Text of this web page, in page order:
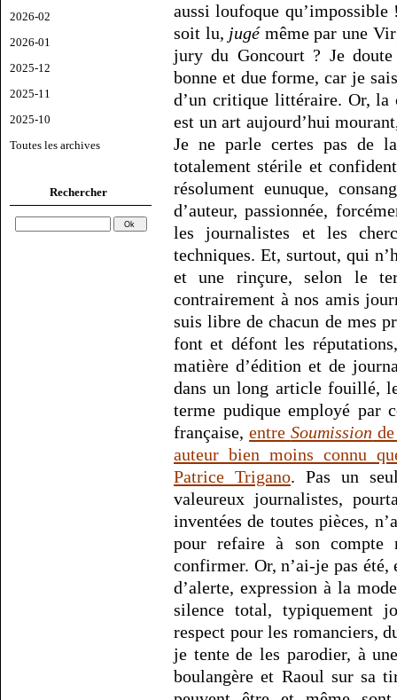
2026-02
2026-01
2025-12
2025-11
2025-10
Toutes les archives
Rechercher
aussi loufoque
soit lu, jugémême par une
jury du Goncourt ? Je
bonne et due forme, car je
d’un critique littéraire. Or,
est un art aujourd’hui
Je ne parle certes pas de
totalement stérile et
résolument eunuque,
d’auteur, passionnée,
les journalistes et les
techniques. Et, surtout, qui
et une rinçure, selon le
contrairement à nos amis
suis libre de chacun de mes
font et défont les
matière d’édition et de
dans un long article fouillé,
terme pudique employé par
française,entreSoumission
auteur bien moins connu
Patrice Trigano. Pas un
valeureux journalistes,
inventées de toutes pièces,
pour refaire à son compte
confirmer. Or, n’ai-je pas été,
d’alerte, expression à la
silence total, typiquement
respect pour les romanciers,
je tente de les parodier, à
boulangère et Raoul sur sa